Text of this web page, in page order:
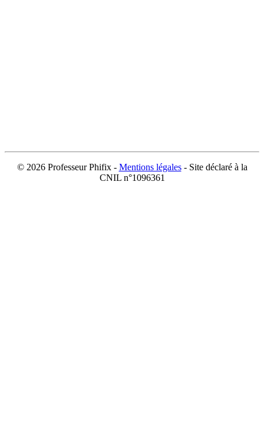
© 2026 Professeur Phifix - Mentions légales- Site déclaré à la
CNIL n°1096361